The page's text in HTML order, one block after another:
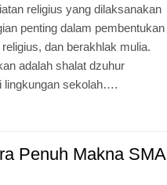
religius yang dilaksanakan
penting dalam pembentukan
dan berakhlak mulia.
adalah shalat dzuhur
lingkungan sekolah….
Penuh Makna SMA